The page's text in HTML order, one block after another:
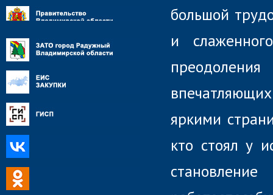
большой
и
яркими
кто стоял у